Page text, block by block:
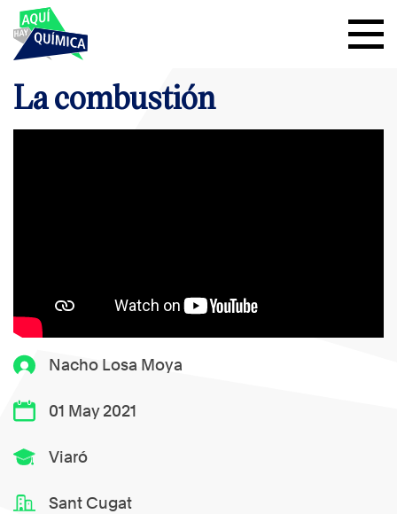
Nacho Losa Moya
01 May 2021
Viaró
Sant Cugat
La combustión